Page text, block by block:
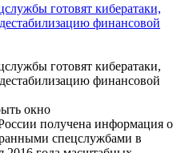
готовят кибератаки,
финансовой
готовят кибератаки,
финансовой
окно
получена информация о
спецслужбами в